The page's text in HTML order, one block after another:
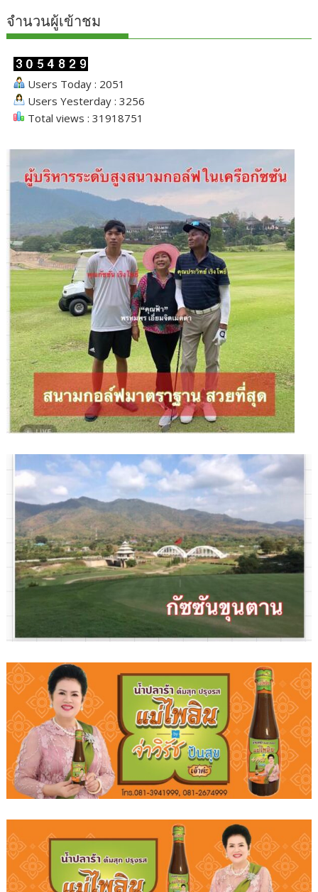
จำนวนผู้เข้าชม
Users Today : 2051
Users Yesterday : 3256
Total views : 31918751